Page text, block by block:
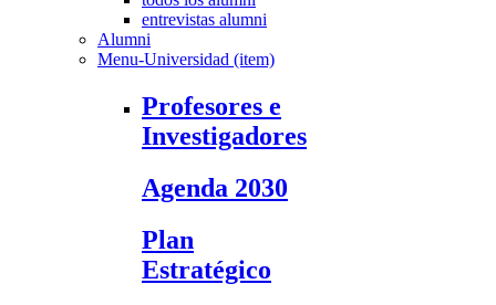
entrevistas alumni
Alumni
Menu-Universidad (item)
Profesores e
Investigadores
Agenda 2030
Plan
Estratégico